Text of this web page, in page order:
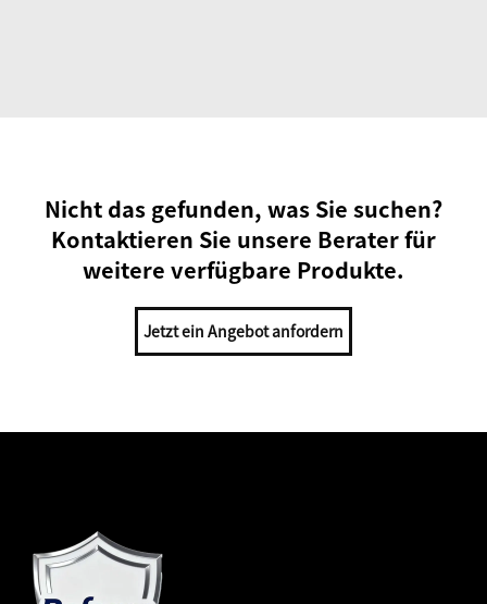
Nicht das gefunden, was Sie suchen?
Kontaktieren Sie unsere Berater für
weitere verfügbare Produkte.
Jetzt ein Angebot anfordern